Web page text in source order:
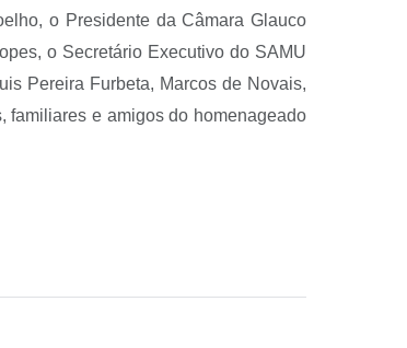
o Presidente da Câmara Glauco
o Secretário Executivo do SAMU
Pereira Furbeta, Marcos de Novais,
familiares e amigos do homenageado